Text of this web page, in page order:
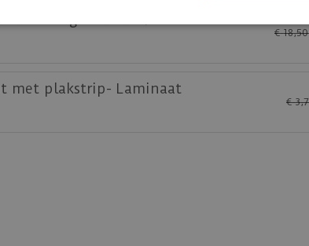
voorgelakt RAL9005
€ 18,50
met plakstrip- Laminaat
€ 3,